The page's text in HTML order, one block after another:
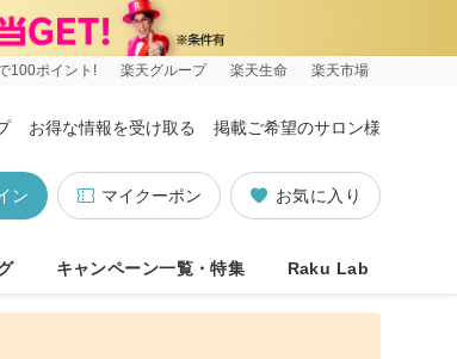
100ポイント! 楽天グループ 楽天生命 楽天市場
お得な情報を受け取る 掲載ご希望のサロン様
お気に入り
マイクーポン
ン
キャンペーン一覧・特集 Raku Lab